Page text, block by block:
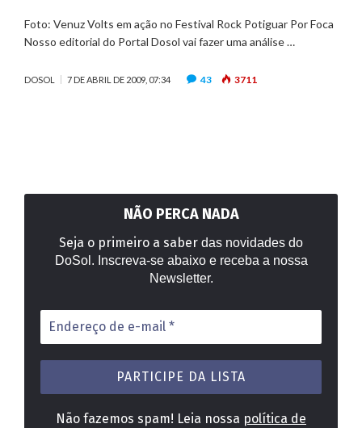
Foto: Venuz Volts em ação no Festival Rock Potiguar Por Foca
Nosso editorial do Portal Dosol vai fazer uma análise …
DOSOL 7 DE ABRIL DE 2009, 07:34 43 3711
NÃO PERCA NADA
Seja o primeiro a saber das novidades do
DoSol. Inscreva-se abaixo e receba a nossa
Newsletter.
Endereço
de
e-
mail
Não fazemos spam! Leia nossa política de